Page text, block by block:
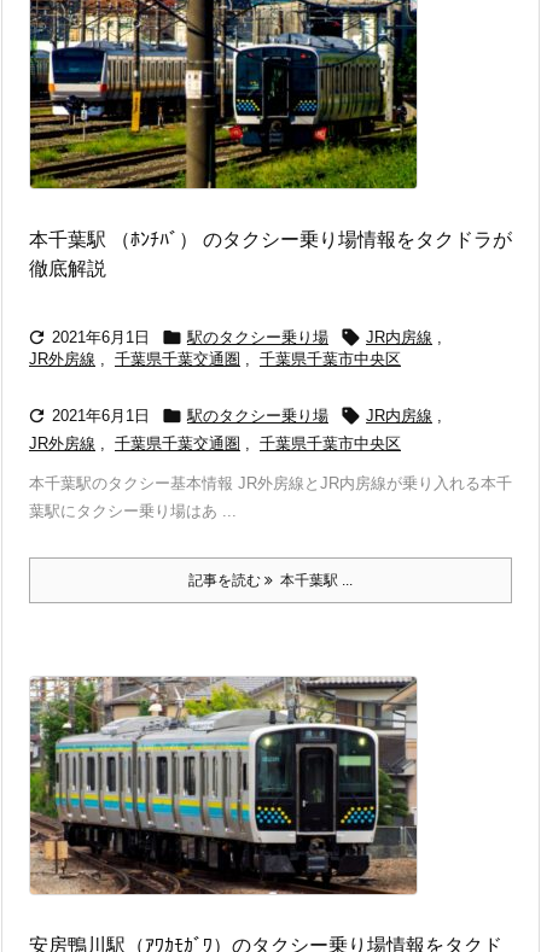
本千葉駅 （ﾎﾝﾁﾊﾞ） のタクシー乗り場情報をタクドラが
徹底解説
 2021年6月1日  駅のタクシー乗り場  JR内房線 ,
JR外房線 , 千葉県千葉交通圏 , 千葉県千葉市中央区
 2021年6月1日  駅のタクシー乗り場  JR内房線 ,
JR外房線 , 千葉県千葉交通圏 , 千葉県千葉市中央区
本千葉駅のタクシー基本情報 JR外房線とJR内房線が乗り入れる本千
葉駅にタクシー乗り場はあ ...
記事を読む 本千葉駅 ...
安房鴨川駅（ｱﾜｶﾓｶﾞﾜ）のタクシー乗り場情報をタクド